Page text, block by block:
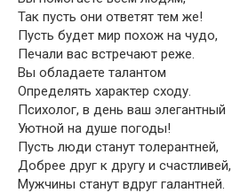
Так пусть они ответят тем же!
Пусть будет мир похож на чудо,
Печали вас встречают реже.
Вы обладаете талантом
Определять характер сходу.
Психолог, в день ваш элегантный
Уютной на душе погоды!
Пусть люди станут толерантней,
Добрее друг к другу и счастливей,
Мужчины станут вдруг галантней.